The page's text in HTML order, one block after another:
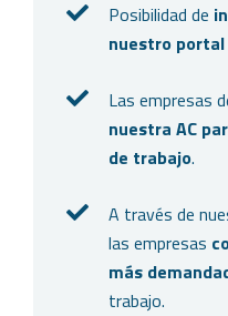
Posibilidad de
nuestro
Las empresas
nuestra AC
de trabajo.
A través de
las empresas
más
trabajo.